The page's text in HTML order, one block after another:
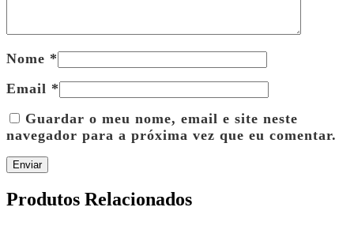
Nome *
Email *
Guardar o meu nome, email e site neste
navegador para a próxima vez que eu comentar.
Produtos Relacionados